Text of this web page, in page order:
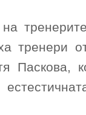
тренери